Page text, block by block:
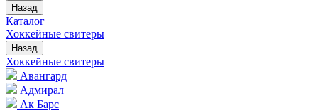
Назад
Каталог
Хоккейные свитеры
Назад
Хоккейные свитеры
Авангард
Адмирал
Ак Барс